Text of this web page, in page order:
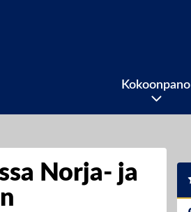
Kokoonpano
Norja- ja